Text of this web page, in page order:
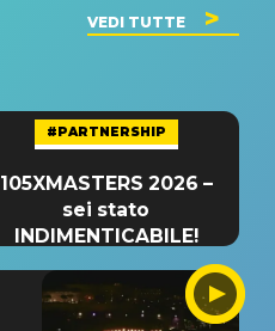
VEDI TUTTE
#PARTNERSHIP
105XMASTERS 2026 –
sei stato
INDIMENTICABILE!